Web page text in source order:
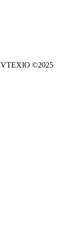
VTEXIO ©2025